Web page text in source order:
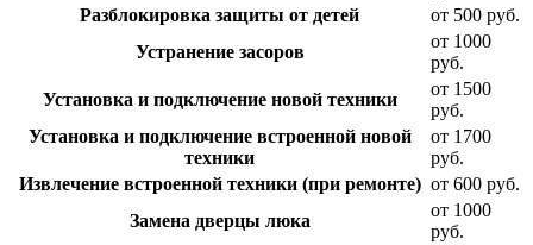
Разблокировка защиты от детей
от 500 руб.
Устранение засоров
от 1000
руб.
Установка и подключение новой техники
от 1500
руб.
Установка и подключение встроенной новой
техники
от 1700
руб.
Извлечение встроенной техники (при ремонте) от 600 руб.
Замена дверцы люка
от 1000
руб.